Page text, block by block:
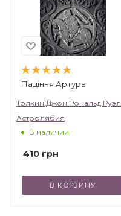
Падіння Артура
Толкин Джон Рональд Руэл
Астролябия
В наличии
410 грн
В КОРЗИНУ